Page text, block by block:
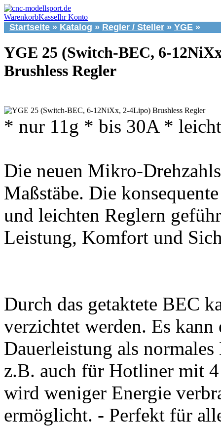
WarenkorbKasseIhr Konto
Startseite » Katalog » Regler / Steller » YGE »
YGE 25 (Switch-BEC, 6-
Brushless Regler
* nur 11g * bis 30A *
Die neuen Mikro-
Maßstäbe. Die
und leichten Reglern
Leistung, Komfort und
Durch das getaktete BEC
verzichtet werden. Es
Dauerleistung als
z.B. auch für Hotliner mit
wird weniger Energie
ermöglicht. - Perfekt für